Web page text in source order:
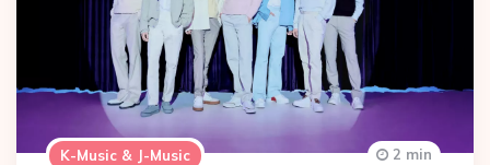
K-Music & J-Music 2 min